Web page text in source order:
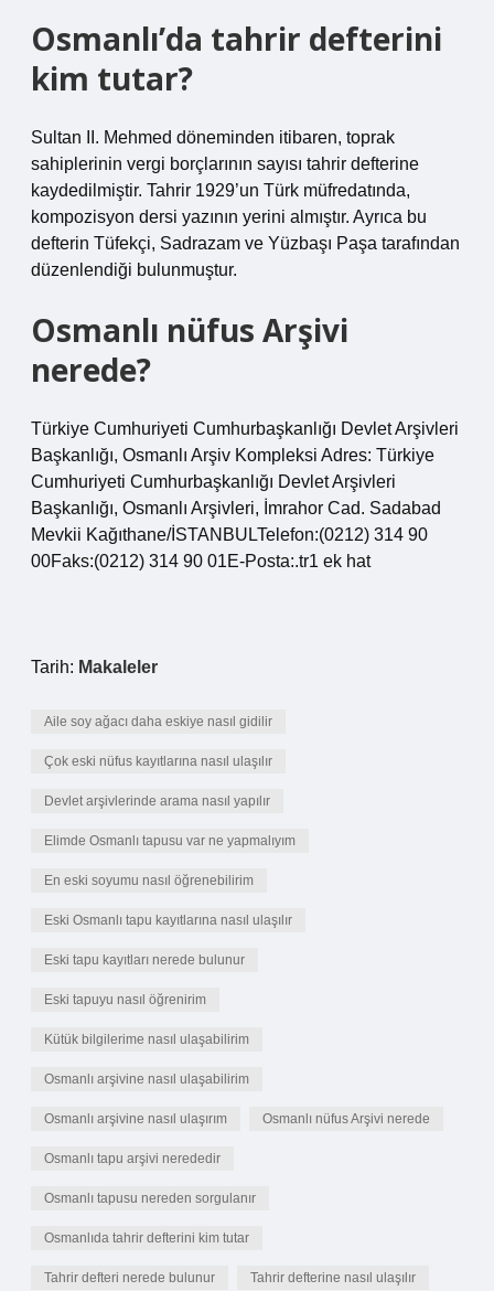
Osmanlı’da tahrir defterini
kim tutar?
Sultan II. Mehmed döneminden itibaren, toprak
sahiplerinin vergi borçlarının sayısı tahrir defterine
kaydedilmiştir. Tahrir 1929’un Türk müfredatında,
kompozisyon dersi yazının yerini almıştır. Ayrıca bu
defterin Tüfekçi, Sadrazam ve Yüzbaşı Paşa tarafından
düzenlendiği bulunmuştur.
Osmanlı nüfus Arşivi
nerede?
Türkiye Cumhuriyeti Cumhurbaşkanlığı Devlet Arşivleri
Başkanlığı, Osmanlı Arşiv Kompleksi Adres: Türkiye
Cumhuriyeti Cumhurbaşkanlığı Devlet Arşivleri
Başkanlığı, Osmanlı Arşivleri, İmrahor Cad. Sadabad
Mevkii Kağıthane/İSTANBULTelefon:(0212) 314 90
00Faks:(0212) 314 90 01E-Posta:.tr1 ek hat
Tarih: Makaleler
Aile soy ağacı daha eskiye nasıl gidilir
Çok eski nüfus kayıtlarına nasıl ulaşılır
Devlet arşivlerinde arama nasıl yapılır
Elimde Osmanlı tapusu var ne yapmalıyım
En eski soyumu nasıl öğrenebilirim
Eski Osmanlı tapu kayıtlarına nasıl ulaşılır
Eski tapu kayıtları nerede bulunur
Eski tapuyu nasıl öğrenirim
Kütük bilgilerime nasıl ulaşabilirim
Osmanlı arşivine nasıl ulaşabilirim
Osmanlı arşivine nasıl ulaşırım Osmanlı nüfus Arşivi nerede
Osmanlı tapu arşivi nerededir
Osmanlı tapusu nereden sorgulanır
Osmanlıda tahrir defterini kim tutar
Tahrir defteri nerede bulunur Tahrir defterine nasıl ulaşılır